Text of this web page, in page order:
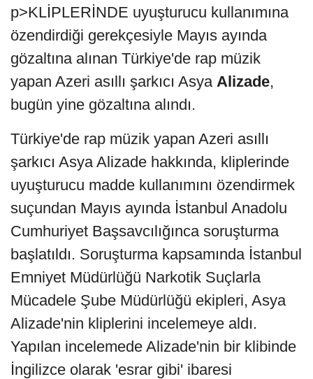
p>KLİPLERİNDE uyuşturucu kullanımına
özendirdiği gerekçesiyle Mayıs ayında
gözaltına alınan Türkiye'de rap müzik
yapan Azeri asıllı şarkıcı Asya Alizade,
bugün yine gözaltına alındı.
Türkiye'de rap müzik yapan Azeri asıllı
şarkıcı Asya Alizade hakkında, kliplerinde
uyuşturucu madde kullanımını özendirmek
suçundan Mayıs ayında İstanbul Anadolu
Cumhuriyet Başsavcılığınca soruşturma
başlatıldı. Soruşturma kapsamında İstanbul
Emniyet Müdürlüğü Narkotik Suçlarla
Mücadele Şube Müdürlüğü ekipleri, Asya
Alizade'nin kliplerini incelemeye aldı.
Yapılan incelemede Alizade'nin bir klibinde
İngilizce olarak 'esrar gibi' ibaresi